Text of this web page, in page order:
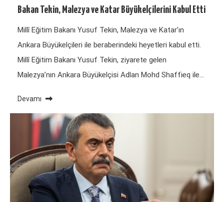
Bakan Tekin, Malezya ve Katar Büyükelçilerini Kabul Etti
Millî Eğitim Bakanı Yusuf Tekin, Malezya ve Katar’ın
Ankara Büyükelçileri ile beraberindeki heyetleri kabul etti.
Millî Eğitim Bakanı Yusuf Tekin, ziyarete gelen
Malezya’nın Ankara Büyükelçisi Adlan Mohd Shaffieq ile…
Devamı